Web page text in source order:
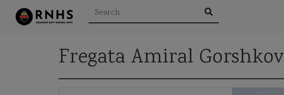
Rezultatele căutării pentru ""
Fregata Amiral Gorshkov